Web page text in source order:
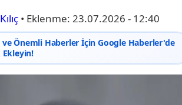
• Eklenme: 23.07.2026 - 12:40
ve Önemli Haberler İçin Google Haberler'de
Ekleyin!